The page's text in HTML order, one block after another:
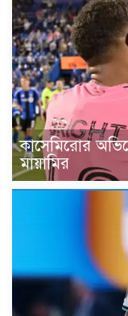
কাসেমিরোর
মায়ামির